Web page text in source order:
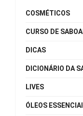
COSMÉTICOS
CURSO DE
DICAS
DICIONÁRIO DA
LIVES
ÓLEOS